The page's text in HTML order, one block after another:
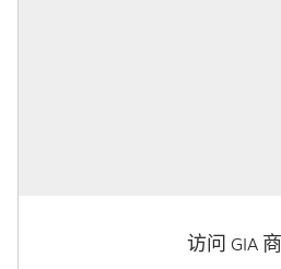
访问 GIA